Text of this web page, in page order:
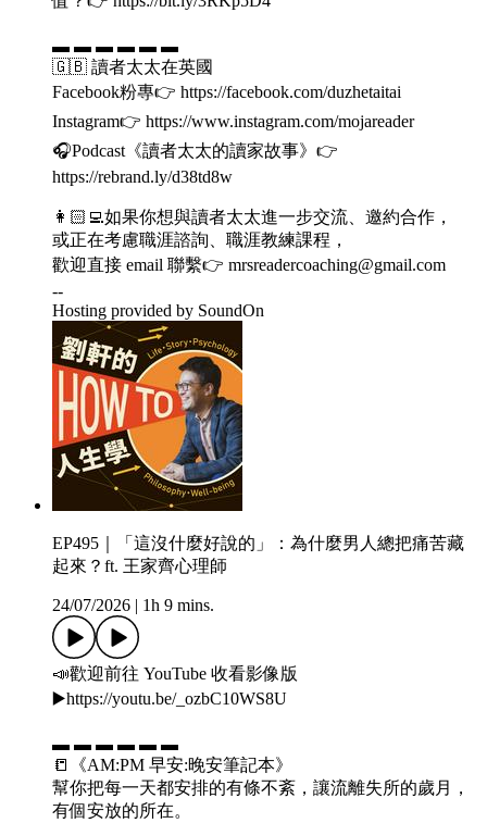
▬ ▬ ▬ ▬ ▬ ▬
🇬🇧 讀者太太在英國
Facebook粉專👉 https://facebook.com/duzhetaitai
Instagram👉 https://www.instagram.com/mojareader
🎧Podcast《讀者太太的讀家故事》👉
https://rebrand.ly/d38td8w
👩🏻‍💻如果你想與讀者太太進一步交流、邀約合作，
或正在考慮職涯諮詢、職涯教練課程，
歡迎直接 email 聯繫👉 mrsreadercoaching@gmail.com
--
Hosting provided by SoundOn
EP495｜「這沒什麼好說的」：為什麼男人總把痛苦藏
起來？ft. 王家齊心理師
24/07/2026 1h 9 mins.
📣歡迎前往 YouTube 收看影像版
▶️https://youtu.be/_ozbC10WS8U
▬ ▬ ▬ ▬ ▬ ▬
📒《AM:PM 早安:晚安筆記本》
幫你把每一天都安排的有條不紊，讓流離失所的歲月，
有個安放的所在。